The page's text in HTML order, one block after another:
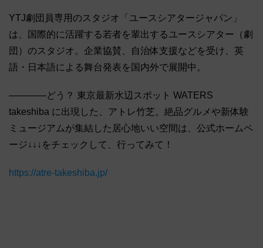
YTJ劇団員専用のスタジオ「ユースシアタージャパン」
は、国際的に活躍する若者を輩出するユースシアター（劇
団）のスタジオ。企業協賛、自治体支援などを受け、英
語・日本語による舞台発表を国内外で展開中。
――――どう？ 東京最新水辺スポット WATERS
takeshiba に出現した、アトレ竹芝。絶品グルメや新体験
ミュージアムが集結した居心地いい空間は、公式ホームペ
ージ↓↓↓をチェックして、行ってみて！
https://atre-takeshiba.jp/